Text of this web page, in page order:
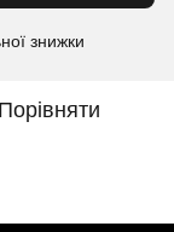
знижки
Порівняти